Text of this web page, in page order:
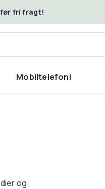
før fri fragt!
Mobiltelefoni
og